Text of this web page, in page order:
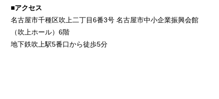
■アクセス
名古屋市千種区吹上二丁目6番3号 名古屋市中小企業振興会館
（吹上ホール）6階
地下鉄吹上駅5番口から徒歩5分